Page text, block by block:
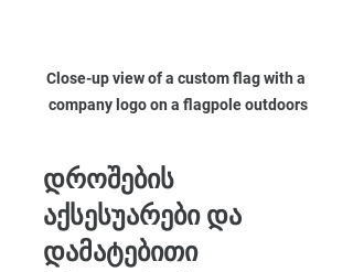
Close-up view of a custom flag with a
company logo on a flagpole outdoors
დროშების
აქსესუარები და
დამატებითი